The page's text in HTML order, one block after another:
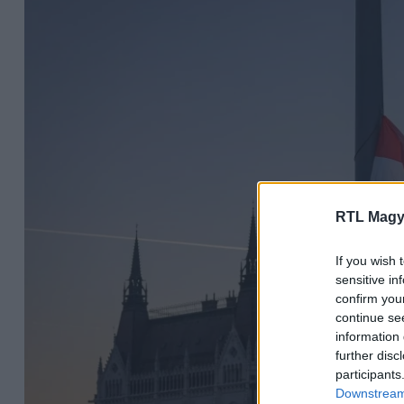
RTL
If you wish
sensitive
confirm
continue
information
further